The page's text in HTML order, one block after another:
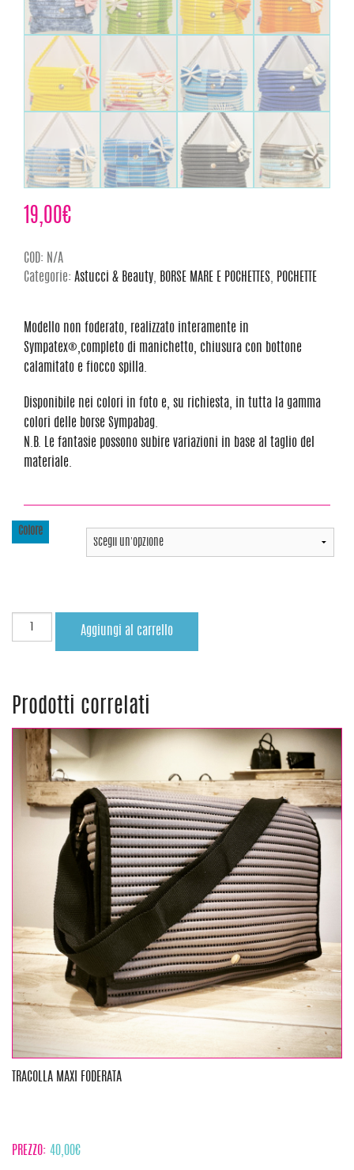
19,00€
COD: N/A
Categorie: Astucci & Beauty BORSE MARE E POCHETTES POCHETTE
Modello non foderato, realizzato interamente in
Sympatex®,completo di manichetto, chiusura con bottone
calamitato e fiocco spilla.
Disponibile nei colori in foto e, su richiesta, in tutta la gamma
colori delle borse Sympabag.
N.B. Le fantasie possono subire variazioni in base al taglio del
materiale.
Colore
Aggiungi al carrello
Prodotti correlati
TRACOLLA MAXI FODERATA
PREZZO: 40,00€